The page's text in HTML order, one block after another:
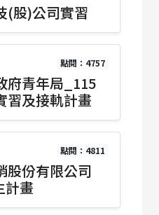
(股)公司實習
點閱：4757
府青年局_115
習及接軌計畫
點閱：4811
股份有限公司
計畫